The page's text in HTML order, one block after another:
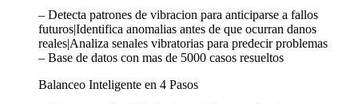
– Detecta patrones de vibracion para anticiparse a fallos
futuros|Identifica anomalias antes de que ocurran danos
reales|Analiza senales vibratorias para predecir problemas
– Base de datos con mas de 5000 casos resueltos
Balanceo Inteligente en 4 Pasos